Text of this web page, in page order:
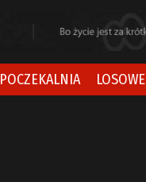
POCZEKALNIA LOSOWE